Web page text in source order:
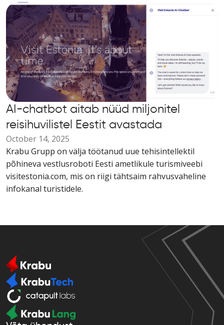
AI-chatbot aitab nüüd miljonitel
reisihuvilistel Eestit avastada
October 14, 2025
Krabu Grupp on välja töötanud uue tehisintellektil
põhineva vestlusroboti Eesti ametlikule turismiveebi
visitestonia.com, mis on riigi tähtsaim rahvusvaheline
infokanal turistidele.